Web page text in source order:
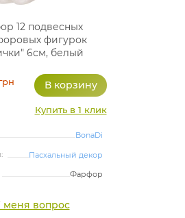
12 подвесных
фигурок
6см, белый
Купить в 1 клик
BonaDi
Пасхальный декор
Фарфор
меня вопрос